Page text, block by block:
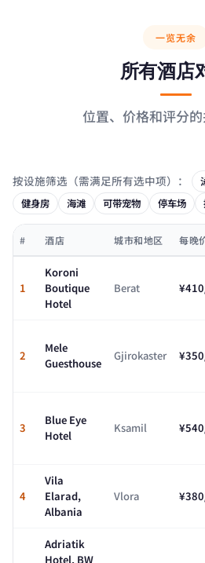
一览无余
所有酒店
位置、价格和评分的
按设施筛选（需满足所有选中项）：
健身房
海滩 可带宠物 停车场
# 酒店 城市和地区 每晚
1
Koroni
Boutique
Hotel
Berat
2
Mele
Guesthouse
Gjirokaster
3
Blue Eye
Hotel
Ksamil
4
Vila
Elarad,
Albania
Vlora
Adriatik
Hotel, BW